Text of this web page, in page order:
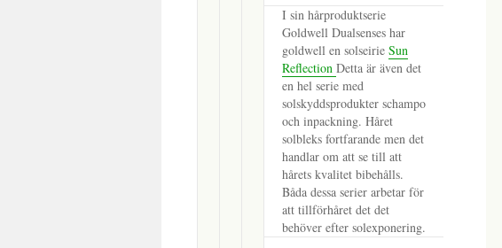
I sin hårproduktserie
Goldwell Dualsenses har
goldwell en solseirie Sun
Reflection Detta är även det
en hel serie med
solskyddsprodukter schampo
och inpackning. Håret
solbleks fortfarande men det
handlar om att se till att
hårets kvalitet bibehålls.
Båda dessa serier arbetar för
att tillförhåret det det
behöver efter solexponering.